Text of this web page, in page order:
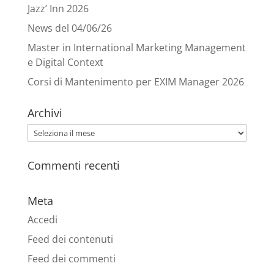
Jazz’ Inn 2026
News del 04/06/26
Master in International Marketing Management
e Digital Context
Corsi di Mantenimento per EXIM Manager 2026
Archivi
Archivi
Commenti recenti
Meta
Accedi
Feed dei contenuti
Feed dei commenti